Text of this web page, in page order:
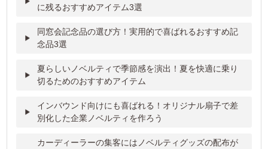
に残るおすすめアイテム3選
同窓会記念品の選び方！実用的で喜ばれるおすすめ記
念品3選
夏らしいノベルティで季節感を演出！夏を快適に乗り
切るためのおすすめアイテム
インバウンド向けにも喜ばれる！オリジナル扇子で差
別化した企業ノベルティを作ろう
カーディーラーの集客にはノベルティグッズの配布が